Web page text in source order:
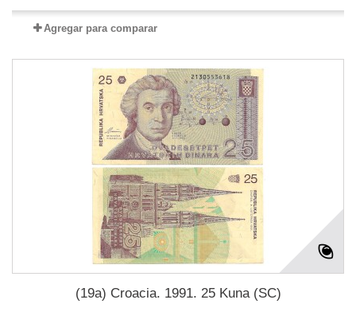
Agregar para comparar
(19a) Croacia. 1991. 25 Kuna (SC)